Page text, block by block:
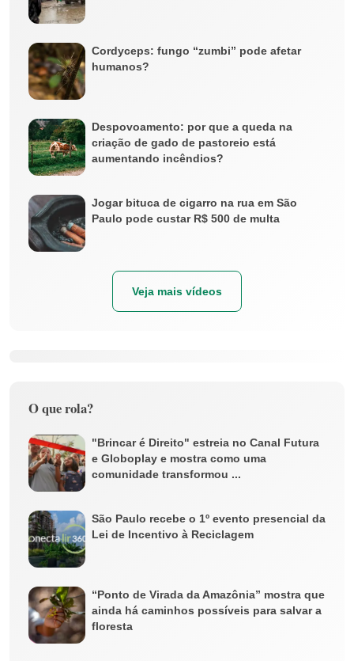
Cordyceps: fungo “zumbi” pode afetar
humanos?
Despovoamento: por que a queda na
criação de gado de pastoreio está
aumentando incêndios?
Jogar bituca de cigarro na rua em São
Paulo pode custar R$ 500 de multa
Veja mais vídeos
O que rola?
"Brincar é Direito" estreia no Canal Futura
e Globoplay e mostra como uma
comunidade transformou ...
São Paulo recebe o 1º evento presencial da
Lei de Incentivo à Reciclagem
“Ponto de Virada da Amazônia” mostra que
ainda há caminhos possíveis para salvar a
floresta